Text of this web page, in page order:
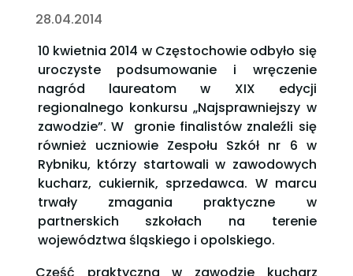
28.04.2014
10 kwietnia 2014 w Częstochowie odbyło się
uroczyste podsumowanie i wręczenie
nagród laureatom w XIX edycji
regionalnego konkursu „Najsprawniejszy w
zawodzie”. W gronie finalistów znaleźli się
również uczniowie Zespołu Szkół nr 6 w
Rybniku, którzy startowali w zawodowych
kucharz, cukiernik, sprzedawca. W marcu
trwały zmagania praktyczne w
partnerskich szkołach na terenie
województwa śląskiego i opolskiego.